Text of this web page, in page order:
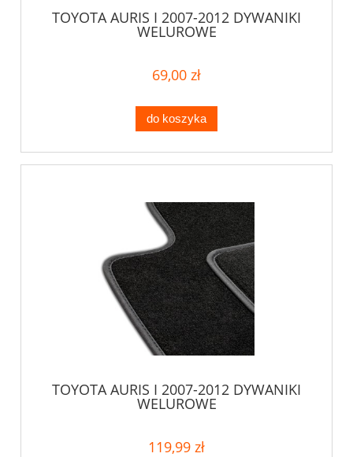
TOYOTA AURIS I 2007-2012 DYWANIKI
WELUROWE
69,00 zł
do koszyka
TOYOTA AURIS I 2007-2012 DYWANIKI
WELUROWE
119,99 zł